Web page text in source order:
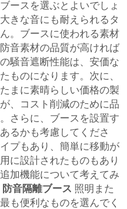
ースを選ぶとよいでしょ
きな音にも耐えられるタ
。ブースに使われる素材
音素材の品質が高ければ
騒音遮断性能は、安価な
ものになります。次に、
まに素晴らしい価格の製
、コスト削減のために品
さらに、ブースを設置す
るかも考慮してくださ
プもあり、簡単に移動が
に設計されたものもあり
加機能について考えてみ
防音隔離ブース 照明また
も便利なものを選んでく